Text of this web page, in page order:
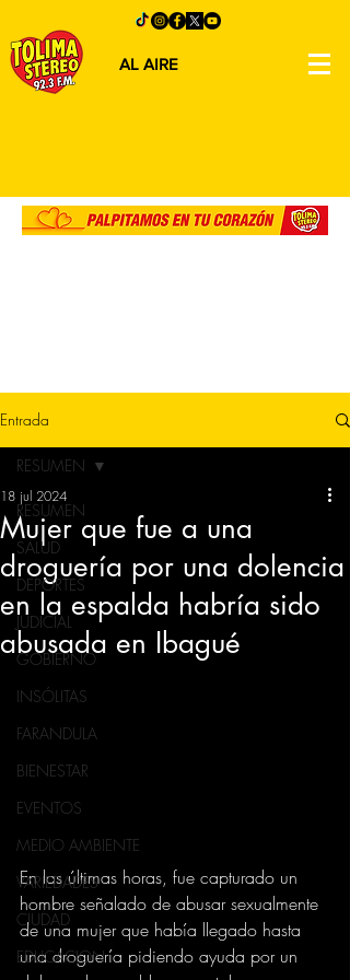
AL AIRE
Entrada
RESUMEN
SALUD
DEPORTES
JUDICIAL
GOBIERNO
INSÓLITAS
FARANDULA
BIENESTAR
EVENTOS
MEDIO AMBIENTE
VARIEDADES
CIUDAD
EDUCACION
RESUMEN
Mujer que fue a una
droguería por una dolencia
en la espalda habría sido
abusada en Ibagué
18 jul 2024
En las últimas horas, fue capturado un
hombre señalado de abusar sexualmente
de una mujer que había llegado hasta
una droguería pidiendo ayuda por un